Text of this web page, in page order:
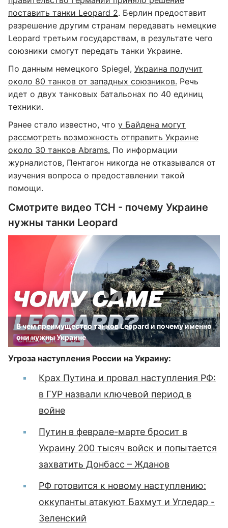
поставить танки Leopard 2. Берлин предоставит
разрешение другим странам передавать немецкие
Leopard третьим государствам, в результате чего
союзники смогут передать танки Украине.
По данным немецкого Spiegel, Украина получит
около 80 танков от западных союзников. Речь
идет о двух танковых батальонах по 40 единиц
техники.
Ранее стало известно, что у Байдена могут
рассмотреть возможность отправить Украине
около 30 танков Abrams. По информации
журналистов, Пентагон никогда не отказывался от
изучения вопроса о предоставлении такой
помощи.
Смотрите видео ТСН - почему Украине
нужны танки Leopard
В чем преимущество танков Leopard и почему именно
они нужны Украине
Угроза наступления России на Украину:
Крах Путина и провал наступления РФ:
в ГУР назвали ключевой период в
войне
Путин в феврале-марте бросит в
Украину 200 тысяч войск и попытается
захватить Донбасс – Жданов
РФ готовится к новому наступлению:
оккупанты атакуют Бахмут и Угледар -
Зеленский